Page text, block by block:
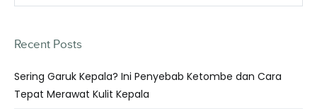
Recent Posts
Sering Garuk Kepala? Ini Penyebab Ketombe dan Cara
Tepat Merawat Kulit Kepala